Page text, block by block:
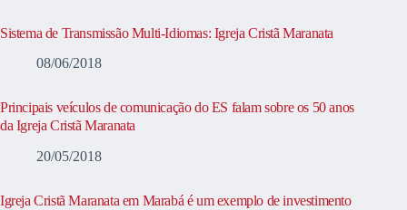
Sistema de Transmissão Multi-Idiomas: Igreja Cristã Maranata
08/06/2018
Principais veículos de comunicação do ES falam sobre os 50 anos
da Igreja Cristã Maranata
20/05/2018
Igreja Cristã Maranata em Marabá é um exemplo de investimento